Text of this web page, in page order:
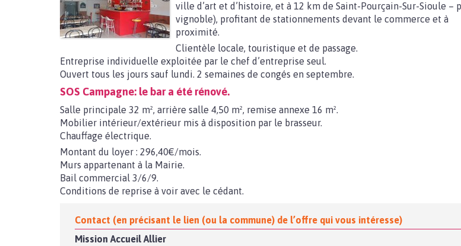
ville d’art et d’histoire, et à 12 km de Saint-Pourçain-Sur-Sioule –
vignoble), profitant de stationnements devant le commerce et à
proximité.
Clientèle locale, touristique et de passage.
Entreprise individuelle exploitée par le chef d’entreprise seul.
Ouvert tous les jours sauf lundi. 2 semaines de congés en septembre.
SOS Campagne: le bar a été rénové.
Salle principale 32 m², arrière salle 4,50 m², remise annexe 16 m².
Mobilier intérieur/extérieur mis à disposition par le brasseur.
Chauffage électrique.
Montant du loyer : 296,40€/mois.
Murs appartenant à la Mairie.
Bail commercial 3/6/9.
Conditions de reprise à voir avec le cédant.
Contact (en précisant le lien (ou la commune) de l’offre qui vous intéresse)
Mission Accueil Allier